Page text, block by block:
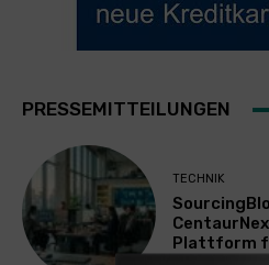
PRESSEMITTEILUNGEN
TECHNIK
Plattform